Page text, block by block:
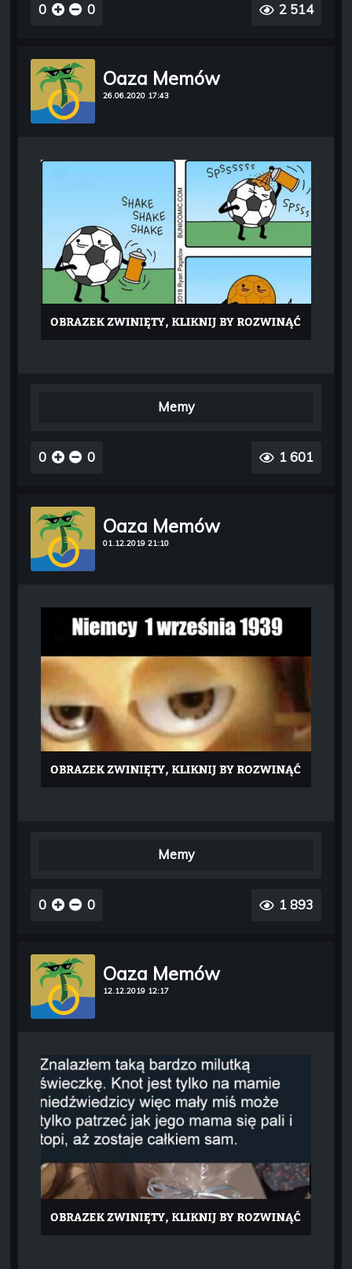
0 0 2 514
Oaza Memów
26.06.2020 17:43
Memy
0 0 1 601
Oaza Memów
01.12.2019 21:10
Memy
0 0 1 893
Oaza Memów
12.12.2019 12:17